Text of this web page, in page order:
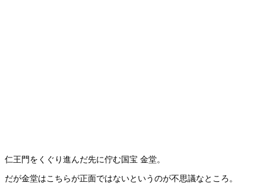
仁王門をくぐり進んだ先に佇む国宝 金堂。
だが金堂はこちらが正面ではないというのが不思議なところ。